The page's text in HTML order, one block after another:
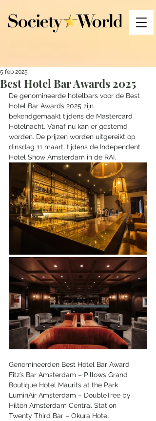
Best Hotel Bar Awards 2025
5 feb 2025
De genomineerde hotelbars voor de Best
Hotel Bar Awards 2025 zijn
bekendgemaakt tijdens de Mastercard
Hotelnacht. Vanaf nu kan er gestemd
worden. De prijzen worden uitgereikt op
dinsdag 11 maart, tijdens de Independent
Hotel Show Amsterdam in de RAI.
Genomineerden Best Hotel Bar Award
Fitz’s Bar Amsterdam – Pillows Grand
Boutique Hotel Maurits at the Park
​LuminAir Amsterdam – DoubleTree by
Hilton Amsterdam Central Station
​Twenty Third Bar – Okura Hotel